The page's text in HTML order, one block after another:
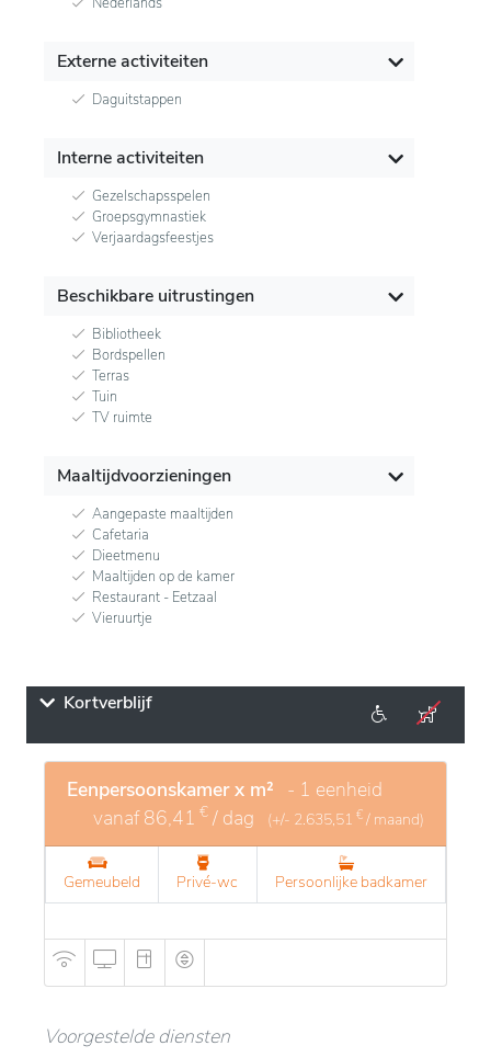
Externe activiteiten
Daguitstappen
Interne activiteiten
Gezelschapsspelen
Groepsgymnastiek
Verjaardagsfeestjes
Beschikbare uitrustingen
Bibliotheek
Bordspellen
Terras
Tuin
TV ruimte
Maaltijdvoorzieningen
Aangepaste maaltijden
Cafetaria
Dieetmenu
Maaltijden op de kamer
Restaurant - Eetzaal
Vieruurtje
Kortverblijf
Eenpersoonskamer x m² - 1 eenheid
vanaf86,41 € / dag (+/- 2.635,51 € / maand)
Gemeubeld Privé-wc Persoonlijke badkamer
Voorgestelde diensten